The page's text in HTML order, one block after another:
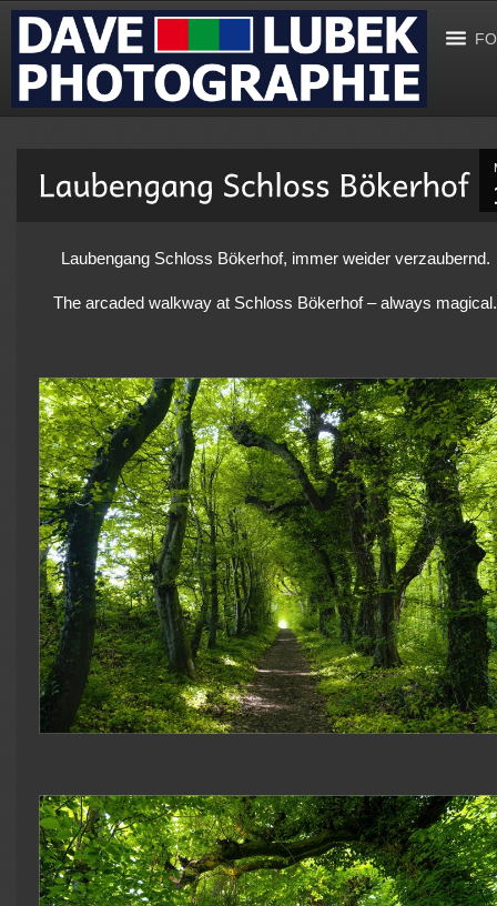
Laubengang Schloss Bökerhof, immer weider verzaubernd.
The arcaded walkway at Schloss Bökerhof – always magical.